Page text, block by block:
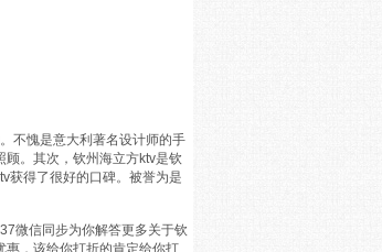
不愧是意大利著名设计师的手
。其次，钦州海立方ktv是钦
获得了很好的口碑。被誉为是
微信同步为你解答更多关于钦
惠，该给你打折的肯定给你打